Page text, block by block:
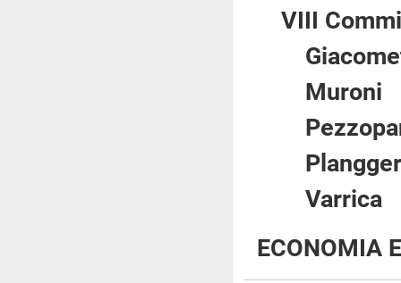
VIII
ECONOMIA